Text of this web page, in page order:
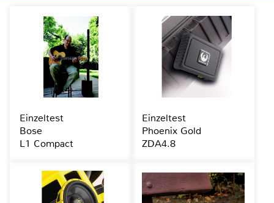
Einzeltest
Bose
L1 Compact
Einzeltest
Phoenix Gold
ZDA4.8